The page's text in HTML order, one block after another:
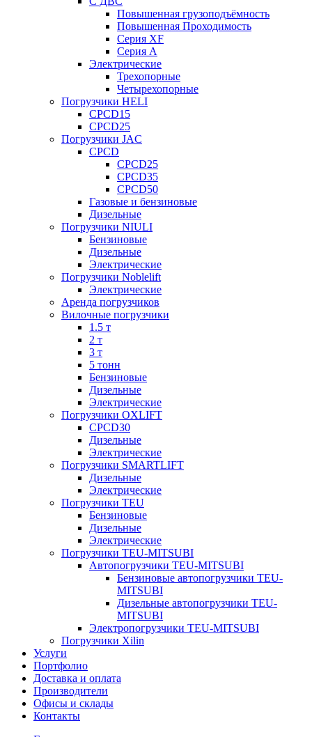
Повышенная грузоподъёмность
Повышенная Проходимость
Серия XF
Серия А
Электрические
Трехопорные
Четырехопорные
Погрузчики HELI
CPCD15
CPCD25
Погрузчики JAC
CPCD
CPCD25
CPCD35
CPCD50
Газовые и бензиновые
Дизельные
Погрузчики NIULI
Бензиновые
Дизельные
Электрические
Погрузчики Noblelift
Электрические
Аренда погрузчиков
Вилочные погрузчики
1.5 т
2 т
3 т
5 тонн
Бензиновые
Дизельные
Электрические
Погрузчики OXLIFT
CPCD30
Дизельные
Электрические
Погрузчики SMARTLIFT
Дизельные
Электрические
Погрузчики TEU
Бензиновые
Дизельные
Электрические
Погрузчики TEU-MITSUBI
Автопогрузчики TEU-MITSUBI
Бензиновые автопогрузчики TEU-
MITSUBI
Дизельные автопогрузчики TEU-
MITSUBI
Электропогрузчики TEU-MITSUBI
Погрузчики Xilin
Услуги
Портфолио
Доставка и оплата
Производители
Офисы и склады
Контакты